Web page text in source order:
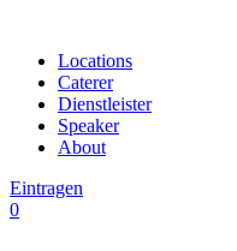
Locations
Caterer
Dienstleister
Speaker
About
Eintragen
0